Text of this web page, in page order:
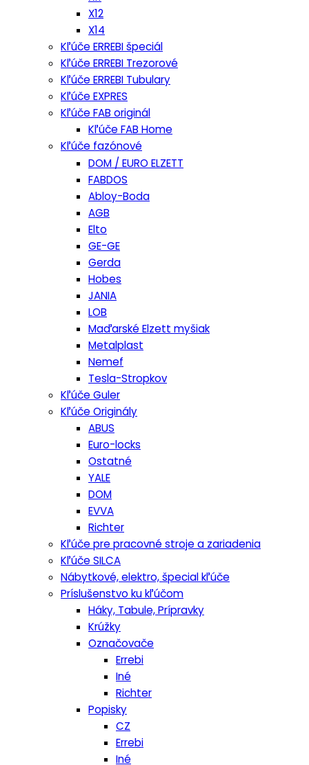
X12
X14
Kľúče ERREBI špeciál
Kľúče ERREBI Trezorové
Kľúče ERREBI Tubulary
Kľúče EXPRES
Kľúče FAB originál
Kľúče FAB Home
Kľúče fazónové
DOM / EURO ELZETT
FABDOS
Abloy-Boda
AGB
Elto
GE-GE
Gerda
Hobes
JANIA
LOB
Maďarské Elzett myšiak
Metalplast
Nemef
Tesla-Stropkov
Kľúče Guler
Kľúče Originály
ABUS
Euro-locks
Ostatné
YALE
DOM
EVVA
Richter
Kľúče pre pracovné stroje a zariadenia
Kľúče SILCA
Nábytkové, elektro, špecial kľúče
Príslušenstvo ku kľúčom
Háky, Tabule, Prípravky
Krúžky
Označovače
Errebi
Iné
Richter
Popisky
CZ
Errebi
Iné